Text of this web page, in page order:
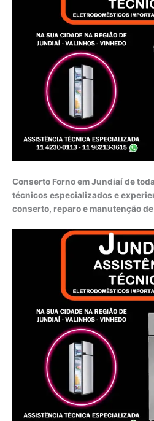
Conserto Forno em Jundiaí de
técnicos especializados e
conserto, reparo e manutenção